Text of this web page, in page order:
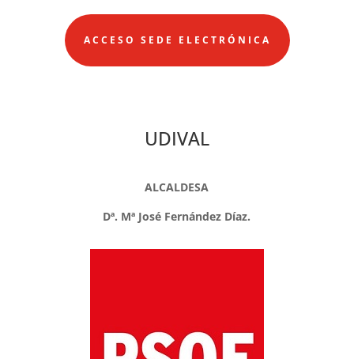
ACCESO SEDE ELECTRÓNICA
UDIVAL
ALCALDESA
Dª. Mª José Fernández Díaz.